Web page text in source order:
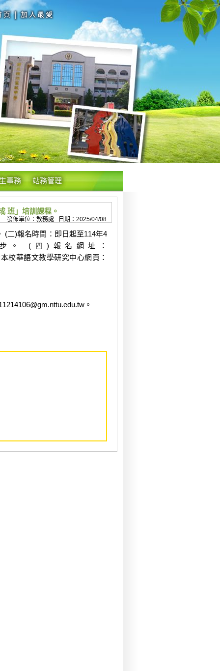
事務 站務管理
班」培訓課程。
發佈單位：教務處 日期：2025/04/08
(二)報名時間：即日起至114年4
。 (四)報名網址：
校華語文教學研究中心網頁：
。